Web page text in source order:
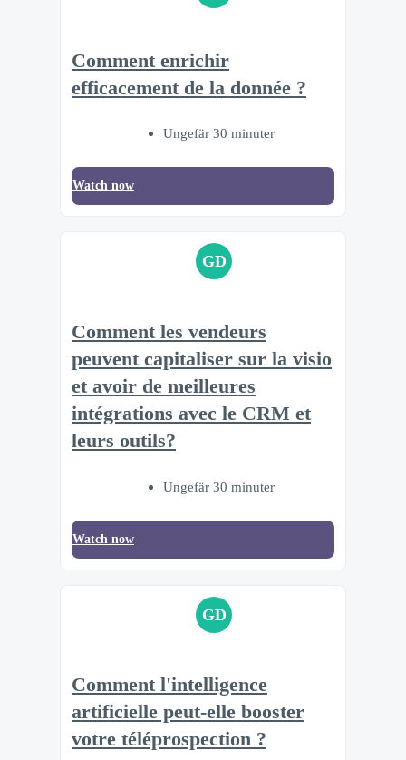
Comment enrichir
efficacement de la donnée ?
Ungefär 30 minuter
Watch now
GD
Comment les vendeurs
peuvent capitaliser sur la visio
et avoir de meilleures
intégrations avec le CRM et
leurs outils?
Ungefär 30 minuter
Watch now
GD
Comment l'intelligence
artificielle peut-elle booster
votre téléprospection ?